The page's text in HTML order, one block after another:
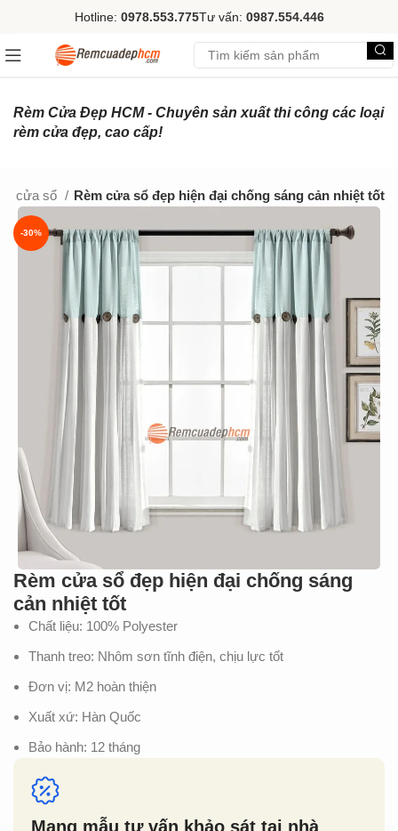
Hotline: 0978.553.775Tư vấn: 0987.554.446
Rèm Cửa Đẹp HCM - Chuyên sản xuất thi công các loại
rèm cửa đẹp, cao cấp!
cửa sổ Rèm cửa sổ đẹp hiện đại chống sáng cản nhiệt tốt
-30%
Rèm cửa sổ đẹp hiện đại chống sáng
cản nhiệt tốt
Chất liệu: 100% Polyester
Thanh treo: Nhôm sơn tĩnh điện, chịu lực tốt
Đơn vị: M2 hoàn thiện
Xuất xứ: Hàn Quốc
Bảo hành: 12 tháng
Mang mẫu tư vấn khảo sát tại nhà